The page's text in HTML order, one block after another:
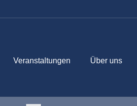
Veranstaltungen Über uns